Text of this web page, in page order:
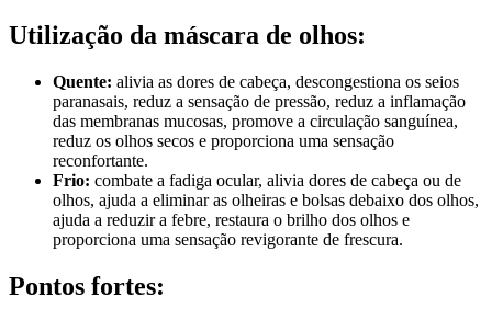
Utilização da máscara de olhos:
Quente: alivia as dores de cabeça, descongestiona os seios
paranasais, reduz a sensação de pressão, reduz a inflamação
das membranas mucosas, promove a circulação sanguínea,
reduz os olhos secos e proporciona uma sensação
reconfortante.
Frio: combate a fadiga ocular, alivia dores de cabeça ou de
olhos, ajuda a eliminar as olheiras e bolsas debaixo dos olhos,
ajuda a reduzir a febre, restaura o brilho dos olhos e
proporciona uma sensação revigorante de frescura.
Pontos fortes: